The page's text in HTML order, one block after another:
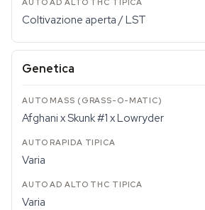
Coltivazione aperta / LST
Genetica
Afghani x Skunk #1 x Lowryder
Varia
Varia